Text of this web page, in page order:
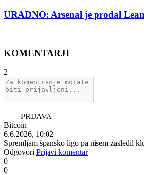
URADNO: Arsenal je prodal
KOMENTARJI
2
PRIJAVA
Bitcoin
6.6.2026, 10:02
Spremljam špansko ligo pa nisem zasledil
Odgovori Prijavi komentar
0
0